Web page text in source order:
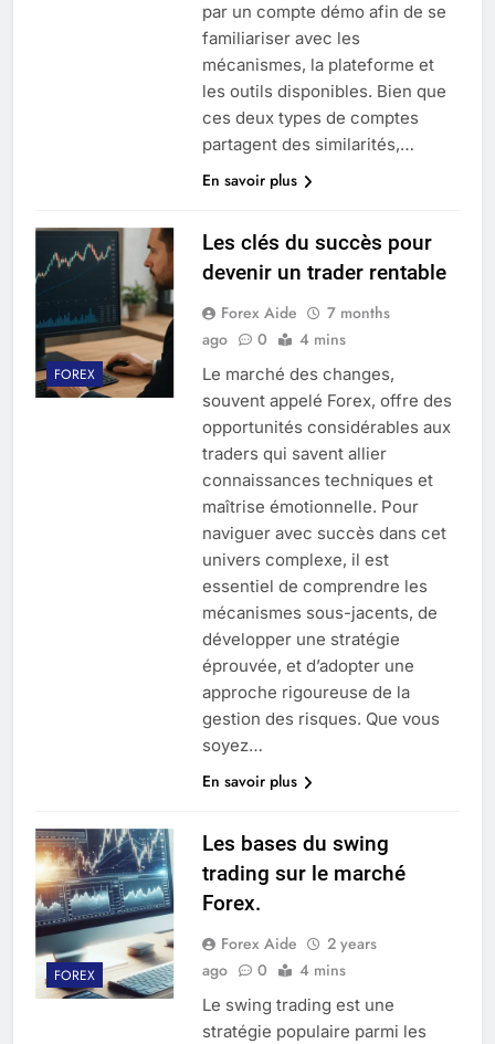
par un compte démo afin de se
familiariser avec les
mécanismes, la plateforme et
les outils disponibles. Bien que
ces deux types de comptes
partagent des similarités,…
En savoir plus
FOREX
Les clés du succès pour
devenir un trader rentable
Forex Aide
7 months
ago
0 4 mins
Le marché des changes,
souvent appelé Forex, offre des
opportunités considérables aux
traders qui savent allier
connaissances techniques et
maîtrise émotionnelle. Pour
naviguer avec succès dans cet
univers complexe, il est
essentiel de comprendre les
mécanismes sous-jacents, de
développer une stratégie
éprouvée, et d’adopter une
approche rigoureuse de la
gestion des risques. Que vous
soyez…
En savoir plus
FOREX
Les bases du swing
trading sur le marché
Forex.
Forex Aide
2 years
ago
0 4 mins
Le swing trading est une
stratégie populaire parmi les